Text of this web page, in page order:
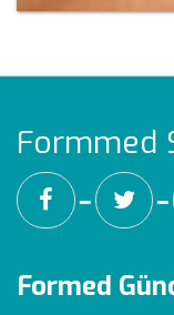
Formmed
━ ━
Formed